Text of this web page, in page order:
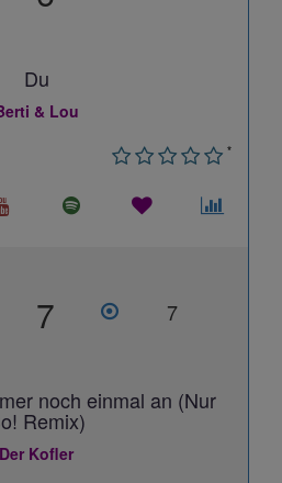
Du
& Lou
*
7 7
noch einmal an (Nur
Remix)
Der Kofler